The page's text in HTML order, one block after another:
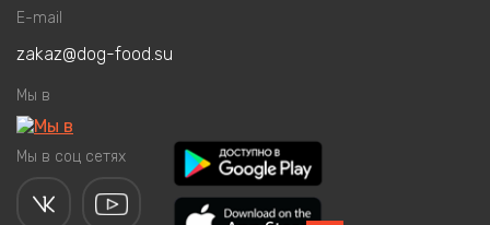
E-mail
zakaz@dog-food.su
Мы в
Мы в соц сетях